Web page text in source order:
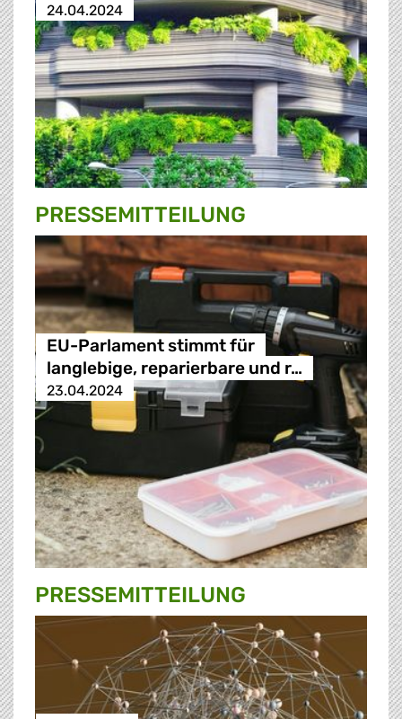
24.04.2024
PRESSE­MITTEILUNG
EU-Parlament stimmt für
langlebige, reparierbare und r…
23.04.2024
PRESSE­MITTEILUNG